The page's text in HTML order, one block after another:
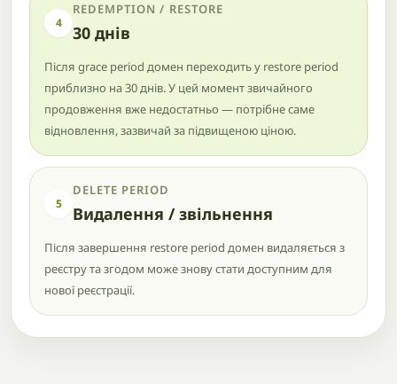
4
REDEMPTION / RESTORE
30 днів
Після grace period домен переходить у restore period
приблизно на 30 днів. У цей момент звичайного
продовження вже недостатньо — потрібне саме
відновлення, зазвичай за підвищеною ціною.
5
DELETE PERIOD
Видалення / звільнення
Після завершення restore period домен видаляється з
реєстру та згодом може знову стати доступним для
нової реєстрації.